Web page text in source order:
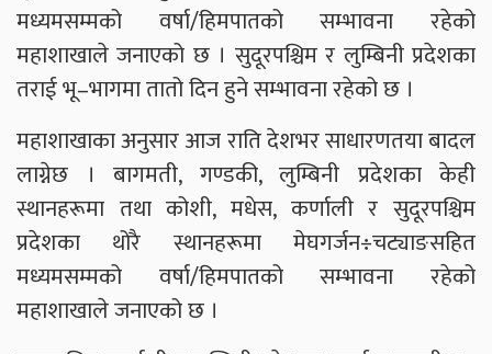
मध्यमसम्मको वर्षा/हिमपातको सम्भावना रहेको
महाशाखाले जनाएको छ । सुदूरपश्चिम र लुम्बिनी प्रदेशका
तराई भू–भागमा तातो दिन हुने सम्भावना रहेको छ ।
महाशाखाका अनुसार आज राति देशभर साधारणतया बादल
लाग्नेछ । बागमती, गण्डकी, लुम्बिनी प्रदेशका केही
स्थानहरूमा तथा कोशी, मधेस, कर्णाली र सुदूरपश्चिम
प्रदेशका थोरै स्थानहरूमा मेघगर्जन÷चट्याङसहित
मध्यमसम्मको वर्षा/हिमपातको सम्भावना रहेको
महाशाखाले जनाएको छ ।